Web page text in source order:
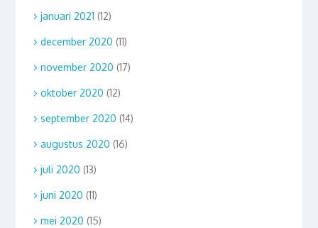
januari 2021 (12)
december 2020 (11)
november 2020 (17)
oktober 2020 (12)
september 2020 (14)
augustus 2020 (16)
juli 2020 (13)
juni 2020 (11)
mei 2020 (15)